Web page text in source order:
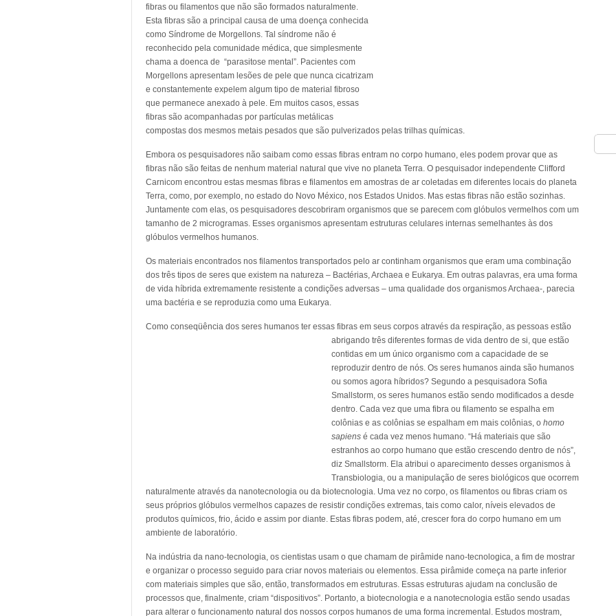
fibras ou filamentos que não são formados naturalmente.
Esta fibras são a principal causa de uma doença conhecida
como Síndrome de Morgellons. Tal síndrome não é
reconhecido pela comunidade médica, que simplesmente
chama a doenca de “parasitose mental”. Pacientes com
Morgellons apresentam lesões de pele que nunca cicatrizam
e constantemente expelem algum tipo de material fibroso
que permanece anexado à pele. Em muitos casos, essas
fibras são acompanhadas por partículas metálicas
compostas dos mesmos metais pesados que são pulverizados pelas trilhas químicas.
Embora os pesquisadores não saibam como essas fibras entram no corpo humano, eles podem provar que as
fibras não são feitas de nenhum material natural que vive no planeta Terra. O pesquisador independente Clifford
Carnicom encontrou estas mesmas fibras e filamentos em amostras de ar coletadas em diferentes locais do planeta
Terra, como, por exemplo, no estado do Novo México, nos Estados Unidos. Mas estas fibras não estão sozinhas.
Juntamente com elas, os pesquisadores descobriram organismos que se parecem com glóbulos vermelhos com um
tamanho de 2 microgramas. Esses organismos apresentam estruturas celulares internas semelhantes às dos
glóbulos vermelhos humanos.
Os materiais encontrados nos filamentos transportados pelo ar continham organismos que eram uma combinação
dos três tipos de seres que existem na natureza – Bactérias, Archaea e Eukarya. Em outras palavras, era uma forma
de vida híbrida extremamente resistente a condições adversas – uma qualidade dos organismos Archaea-, parecia
uma bactéria e se reproduzia como uma Eukarya.
Como conseqüência dos seres humanos ter essas fibras em seus corpos através da respiração, as pessoas estão
abrigando três diferentes formas de vida dentro de si, que estão
contidas em um único organismo com a capacidade de se
reproduzir dentro de nós. Os seres humanos ainda são humanos
ou somos agora híbridos? Segundo a pesquisadora Sofia
Smallstorm, os seres humanos estão sendo modificados a desde
dentro. Cada vez que uma fibra ou filamento se espalha em
colônias e as colônias se espalham em mais colônias, o homo
sapiens é cada vez menos humano. “Há materiais que são
estranhos ao corpo humano que estão crescendo dentro de nós”,
diz Smallstorm. Ela atribui o aparecimento desses organismos à
Transbiologia, ou a manipulação de seres biológicos que ocorrem
naturalmente através da nanotecnologia ou da biotecnologia. Uma vez no corpo, os filamentos ou fibras criam os
seus próprios glóbulos vermelhos capazes de resistir condições extremas, tais como calor, níveis elevados de
produtos químicos, frio, ácido e assim por diante. Estas fibras podem, até, crescer fora do corpo humano em um
ambiente de laboratório.
Na indústria da nano-tecnologia, os cientistas usam o que chamam de pirâmide nano-tecnologica, a fim de mostrar
e organizar o processo seguido para criar novos materiais ou elementos. Essa pirâmide começa na parte inferior
com materiais simples que são, então, transformados em estruturas. Essas estruturas ajudam na conclusão de
processos que, finalmente, criam “dispositivos”. Portanto, a biotecnologia e a nanotecnologia estão sendo usadas
para alterar o funcionamento natural dos nossos corpos humanos de uma forma incremental. Estudos mostram,